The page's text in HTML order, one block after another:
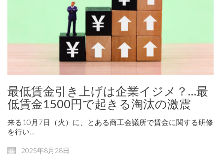
最低賃金引き上げは企業イジメ？…最
低賃金1500円で起きる淘汰の激震
来る10月7日（火）に、とある商工会議所で賃金に関する研修
を行い…
2025年8月28日